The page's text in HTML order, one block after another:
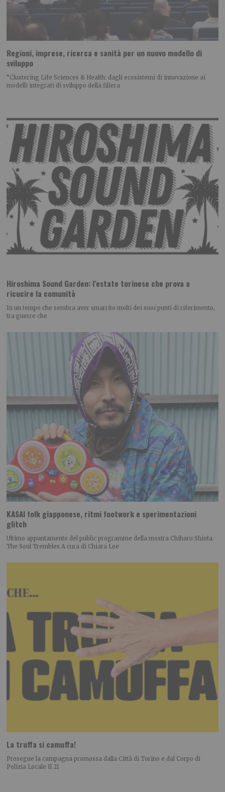
Regioni, imprese, ricerca e sanità per un nuovo modello di
sviluppo
“Clustering Life Sciences & Health: dagli ecosistemi di innovazione ai
modelli integrati di sviluppo della filiera
Hiroshima Sound Garden: l’estate torinese che prova a
ricucire la comunità
In un tempo che sembra aver smarrito molti dei suoi punti di riferimento,
tra guerre che
KASAI folk giapponese, ritmi footwork e sperimentazioni
glitch
Ultimo appuntamento del public programme della mostra Chiharu Shiota.
The Soul Trembles A cura di Chiara Lee
La truffa si camuffa!
Prosegue la campagna promossa dalla Città di Torino e dal Corpo di
Polizia Locale Il 21